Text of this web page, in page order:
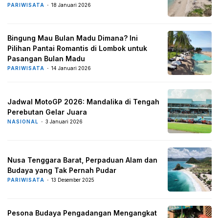
PARIWISATA 18 Januari 2026
Bingung Mau Bulan Madu Dimana? Ini
Pilihan Pantai Romantis di Lombok untuk
Pasangan Bulan Madu
PARIWISATA 14 Januari 2026
Jadwal MotoGP 2026: Mandalika di Tengah
Perebutan Gelar Juara
NASIONAL 3 Januari 2026
Nusa Tenggara Barat, Perpaduan Alam dan
Budaya yang Tak Pernah Pudar
PARIWISATA 13 Desember 2025
Pesona Budaya Pengadangan Mengangkat